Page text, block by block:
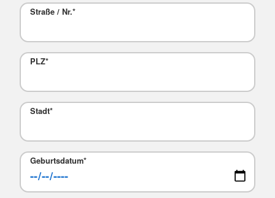
Straße / Nr.*
PLZ*
Stadt*
Geburtsdatum*